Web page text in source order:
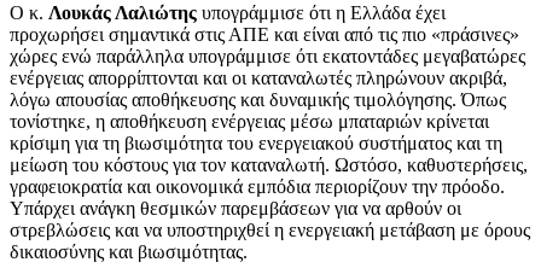
Ο κ. Λουκάς Λαλιώτης υπογράμμισε ότι η Ελλάδα έχει
προχωρήσει σημαντικά στις ΑΠΕ και είναι από τις πιο «πράσινες»
χώρες ενώ παράλληλα υπογράμμισε ότι εκατοντάδες μεγαβατώρες
ενέργειας απορρίπτονται και οι καταναλωτές πληρώνουν ακριβά,
λόγω απουσίας αποθήκευσης και δυναμικής τιμολόγησης. Όπως
τονίστηκε, η αποθήκευση ενέργειας μέσω μπαταριών κρίνεται
κρίσιμη για τη βιωσιμότητα του ενεργειακού συστήματος και τη
μείωση του κόστους για τον καταναλωτή. Ωστόσο, καθυστερήσεις,
γραφειοκρατία και οικονομικά εμπόδια περιορίζουν την πρόοδο.
Υπάρχει ανάγκη θεσμικών παρεμβάσεων για να αρθούν οι
στρεβλώσεις και να υποστηριχθεί η ενεργειακή μετάβαση με όρους
δικαιοσύνης και βιωσιμότητας.